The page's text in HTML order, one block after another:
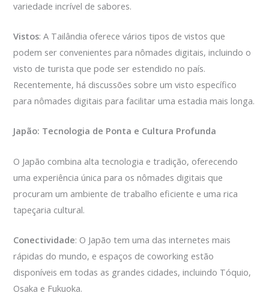
variedade incrível de sabores.
Vistos: A Tailândia oferece vários tipos de vistos que
podem ser convenientes para nômades digitais, incluindo o
visto de turista que pode ser estendido no país.
Recentemente, há discussões sobre um visto específico
para nômades digitais para facilitar uma estadia mais longa.
Japão: Tecnologia de Ponta e Cultura Profunda
O Japão combina alta tecnologia e tradição, oferecendo
uma experiência única para os nômades digitais que
procuram um ambiente de trabalho eficiente e uma rica
tapeçaria cultural.
Conectividade: O Japão tem uma das internetes mais
rápidas do mundo, e espaços de coworking estão
disponíveis em todas as grandes cidades, incluindo Tóquio,
Osaka e Fukuoka.